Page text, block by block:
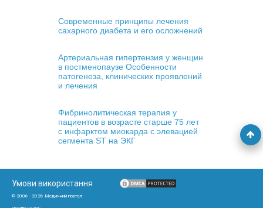
Современные принципы лечения
сахарного диабета и его осложнений
Артериальная гипертензия у женщин
в постменопаузе Особенности
патогенеза, клинических проявлений
и лечения
Фибринолитическая терапия у
пациентов в возрасте старше 75 лет
с инфарктом миокарда с элевацией
сегмента ST на ЭКГ
Умови використання
© 2006 - 2026 Медичний портал